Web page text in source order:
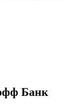
Банк